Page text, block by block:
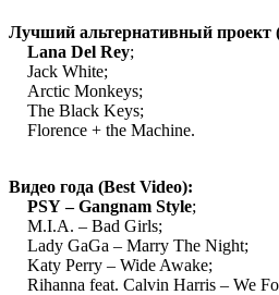
Лучший альтернативный проект
Lana Del Rey;
White;
Monkeys;
Black Keys;
+ the Machine.
Видео года (Best Video):
PSY – Gangnam Style;
– Bad Girls;
GaGa – Marry The Night;
Perry – Wide Awake;
feat. Calvin Harris – We